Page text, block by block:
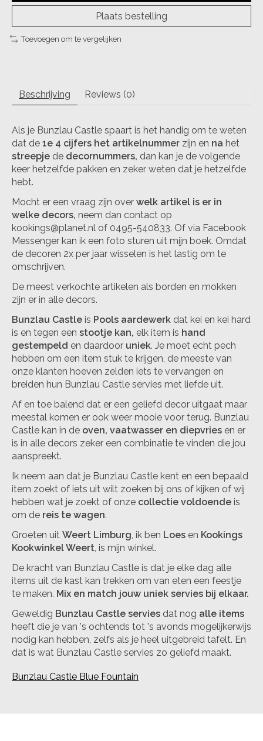
Plaats bestelling
Toevoegen om te vergelijken
Beschrijving Reviews (0)
Als je Bunzlau Castle spaart is het handig om te weten
dat de 1e 4 cijfers het artikelnummer zijn en na het
streepje de decornummers, dan kan je de volgende
keer hetzelfde pakken en zeker weten dat je hetzelfde
hebt.
Mocht er een vraag zijn over welk artikel is er in
welke decors, neem dan contact op
kookings@planet.nl of 0495-540833. Of via Facebook
Messenger kan ik een foto sturen uit mijn boek. Omdat
de decoren 2x per jaar wisselen is het lastig om te
omschrijven.
De meest verkochte artikelen als borden en mokken
zijn er in alle decors.
Bunzlau Castle is Pools aardewerk dat kei en kei hard
is en tegen een stootje kan, elk item is hand
gestempeld en daardoor uniek. Je moet echt pech
hebben om een item stuk te krijgen, de meeste van
onze klanten hoeven zelden iets te vervangen en
breiden hun Bunzlau Castle servies met liefde uit.
Af en toe balend dat er een geliefd decor uitgaat maar
meestal komen er ook weer mooie voor terug. Bunzlau
Castle kan in de oven, vaatwasser en diepvries en er
is in alle decors zeker een combinatie te vinden die jou
aanspreekt.
Ik neem aan dat je Bunzlau Castle kent en een bepaald
item zoekt of iets uit wilt zoeken bij ons of kijken of wij
hebben wat je zoekt of onze collectie voldoende is
om de reis te wagen.
Groeten uit Weert Limburg , ik ben Loes en Kookings
Kookwinkel Weert , is mijn winkel.
De kracht van Bunzlau Castle is dat je elke dag alle
items uit de kast kan trekken om van eten een feestje
te maken. Mix en match jouw uniek servies bij elkaar.
Geweldig Bunzlau Castle servies dat nog alle items
heeft die je van 's ochtends tot 's avonds mogelijkerwijs
nodig kan hebben, zelfs als je heel uitgebreid tafelt. En
dat is wat Bunzlau Castle servies zo geliefd maakt.
Bunzlau Castle Blue Fountain